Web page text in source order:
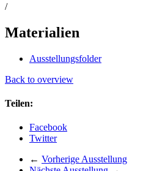
/
Materialien
Ausstellungsfolder
Back to overview
Teilen:
Facebook
Twitter
← Vorherige Ausstellung